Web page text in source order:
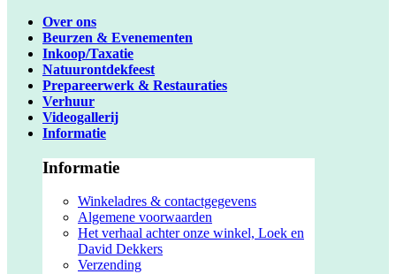
Over ons
Beurzen & Evenementen
Inkoop/Taxatie
Natuurontdekfeest
Prepareerwerk & Restauraties
Verhuur
Videogallerij
Informatie
Informatie
Winkeladres & contactgegevens
Algemene voorwaarden
Het verhaal achter onze winkel, Loek en
David Dekkers
Verzending